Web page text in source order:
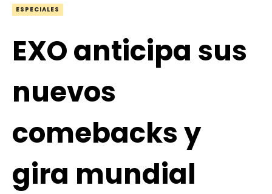
ESPECIALES
EXO anticipa sus
nuevos
comebacks y
gira mundial